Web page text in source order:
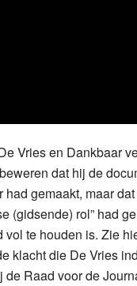
Vries en Dankbaar
dat hij de
had gemaakt, maar
(gidsende) rol” had
vol te houden is. Zie
klacht die De Vries
Raad voor de